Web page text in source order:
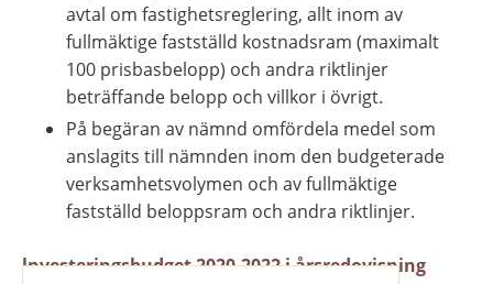
avtal om fastighetsreglering, allt inom av
fullmäktige fastställd kostnadsram (maximalt
100 prisbasbelopp) och andra riktlinjer
beträffande belopp och villkor i övrigt.
På begäran av nämnd omfördela medel som
anslagits till nämnden inom den budgeterade
verksamhetsvolymen och av fullmäktige
fastställd beloppsram och andra riktlinjer.
lnvesteringsbudget 2020-2022 i årsredovisning